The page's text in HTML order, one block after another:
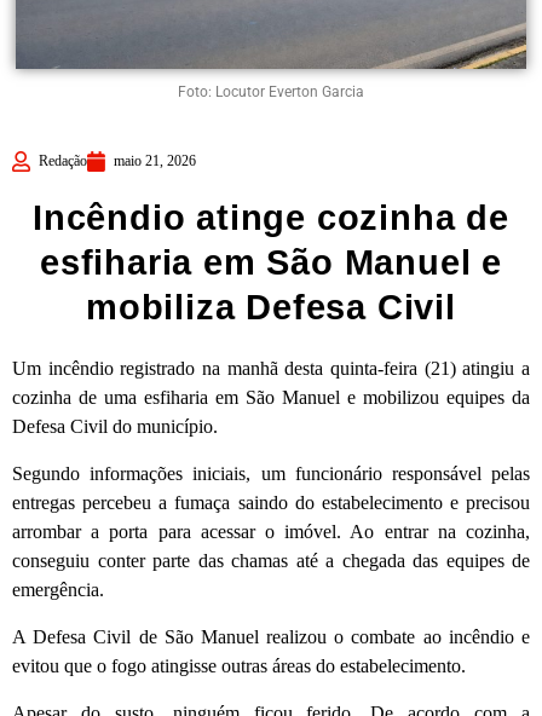
Foto: Locutor Everton Garcia
Redação maio 21, 2026
Incêndio atinge cozinha de
esfiharia em São Manuel e
mobiliza Defesa Civil
Um incêndio registrado na manhã desta quinta-feira (21) atingiu a
cozinha de uma esfiharia em São Manuel e mobilizou equipes da
Defesa Civil do município.
Segundo informações iniciais, um funcionário responsável pelas
entregas percebeu a fumaça saindo do estabelecimento e precisou
arrombar a porta para acessar o imóvel. Ao entrar na cozinha,
conseguiu conter parte das chamas até a chegada das equipes de
emergência.
ADefesa Civil de São Manuelrealizou o combate ao incêndio e
evitou que o fogo atingisse outras áreas do estabelecimento.